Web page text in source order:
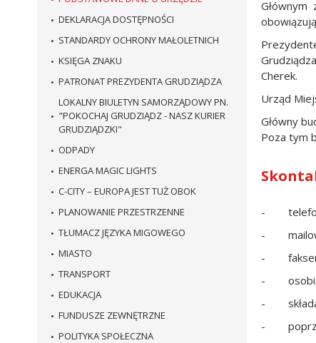
DEKLARACJA DOSTĘPNOŚCI
STANDARDY OCHRONY MAŁOLETNICH
KSIĘGA ZNAKU
PATRONAT PREZYDENTA GRUDZIĄDZA
LOKALNY BIULETYN SAMORZĄDOWY PN.
"POKOCHAJ GRUDZIĄDZ - NASZ KURIER
GRUDZIĄDZKI"
ODPADY
ENERGA MAGIC LIGHTS
C-CITY – EUROPA JEST TUŻ OBOK
PLANOWANIE PRZESTRZENNE
TŁUMACZ JĘZYKA MIGOWEGO
MIASTO
TRANSPORT
EDUKACJA
FUNDUSZE ZEWNĘTRZNE
POLITYKA SPOŁECZNA
Cherek.
Urząd
Główny
Poza tym
-
-
-
-
-
- poprzez